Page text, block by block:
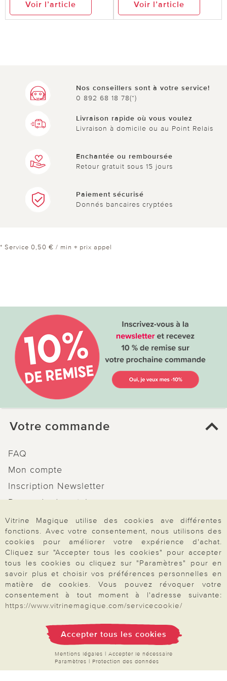
Colle pour textiles
pas utile
Voir l’article Voir l’article
Nos conseillers sont à votre service!
0 892 68 18 78(*)
Livraison rapide où vous voulez
Livraison à domicile ou au Point Relais
Enchantée ou remboursée
Retour gratuit sous 15 jours
Paiement sécurisé
Donnés bancaires cryptées
* Service 0,50 € / min + prix appel
Votre commande
FAQ
Mon compte
Inscription Newsletter
Demande de catalogue
Données personnelles
Droit de rétractation
Rétractation
Paiement & Livraison
À propos de nous
Vitrine Magique utilise des cookies ave différentes
fonctions. Avec votre consentement, nous utilisons des
cookies pour améliorer votre expérience d'achat.
Cliquez sur "Accepter tous les cookies" pour accepter
tous les cookies ou cliquez sur "Paramètres" pour en
savoir plus et choisir vos préférences personnelles en
matière de cookies. Vous pouvez révoquer votre
consentement à tout moment à l'adresse suivante:
https://www.vitrinemagique.com/servicecookie/
Accepter tous les cookies
Mentions légales | Accepter le nécessaire
Paramètres | Protection des données